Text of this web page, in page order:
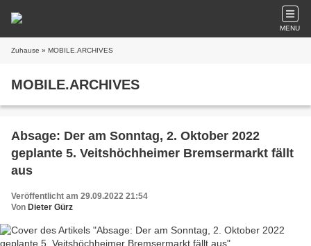
MENU
Zuhause » MOBILE.ARCHIVES
MOBILE.ARCHIVES
Absage: Der am Sonntag, 2. Oktober 2022
geplante 5. Veitshöchheimer Bremsermarkt fällt
aus
Veröffentlicht am 29.09.2022 21:54
Von Dieter Gürz